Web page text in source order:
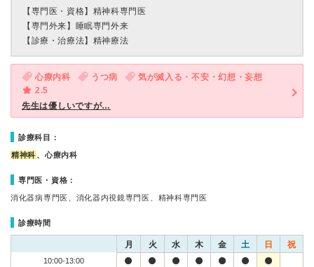
【専門医・資格】 精神科専門医
【専門外来】 睡眠専門外来
【診療・治療法】 精神療法
心療内科 うつ病
気が滅入る・不安・幻想・妄想
2.5
先生は優しいですが…
診療科目：
精神科 、心療内科
専門医・資格：
消化器病専門医、消化器内視鏡専門医、精神科専門医
診療時間
月 火 水 木 金 土 日 祝
10:00-13:00